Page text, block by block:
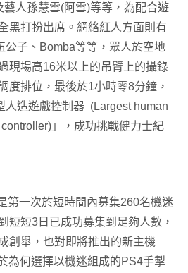
人孫慧雪(阿雪)等等，為配合遊
黑打扮出席。網絡紅人方面則有
公子、Bomba等等，眾人於空地
現場高16米以上的吊臂上的攝錄
度排位，最後於1小時零8分鐘，
人造遊戲控制器 (Largest human
」，成功挑戰健力士紀
第一次於短時間內募集260名機迷
短短3日已成功募集到足夠人數，
創舉，也對即將推出的新主機
為何選擇以機迷組成的PS4手掣